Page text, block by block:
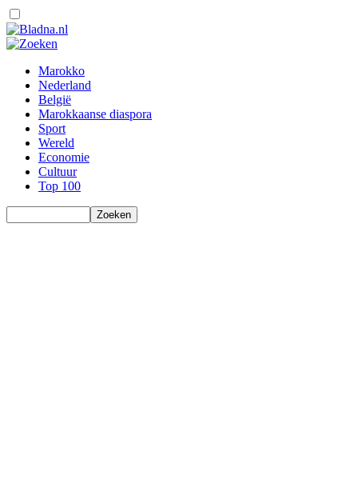
Marokko
Nederland
België
Marokkaanse diaspora
Sport
Wereld
Economie
Cultuur
Top 100